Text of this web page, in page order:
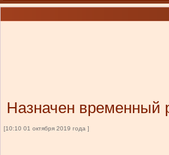
Назначен временный
[10:10 01 октября 2019 года ]